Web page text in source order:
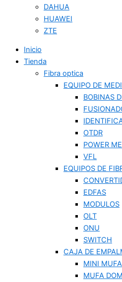
DAHUA
HUAWEI
ZTE
Inicio
Tienda
Fibra optica
EQUIPO DE
BOBINAS
OTDR
POWER
VFL
EQUIPOS DE
EDFAS
MODULOS
OLT
ONU
SWITCH
CAJA DE
MINI MUFA
MUFA